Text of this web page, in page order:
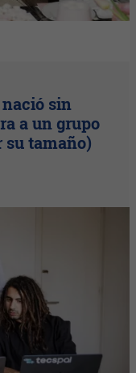
sin
a un grupo
tamaño)